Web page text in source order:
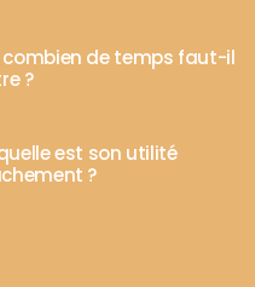
de temps faut-il
?
est son utilité
?